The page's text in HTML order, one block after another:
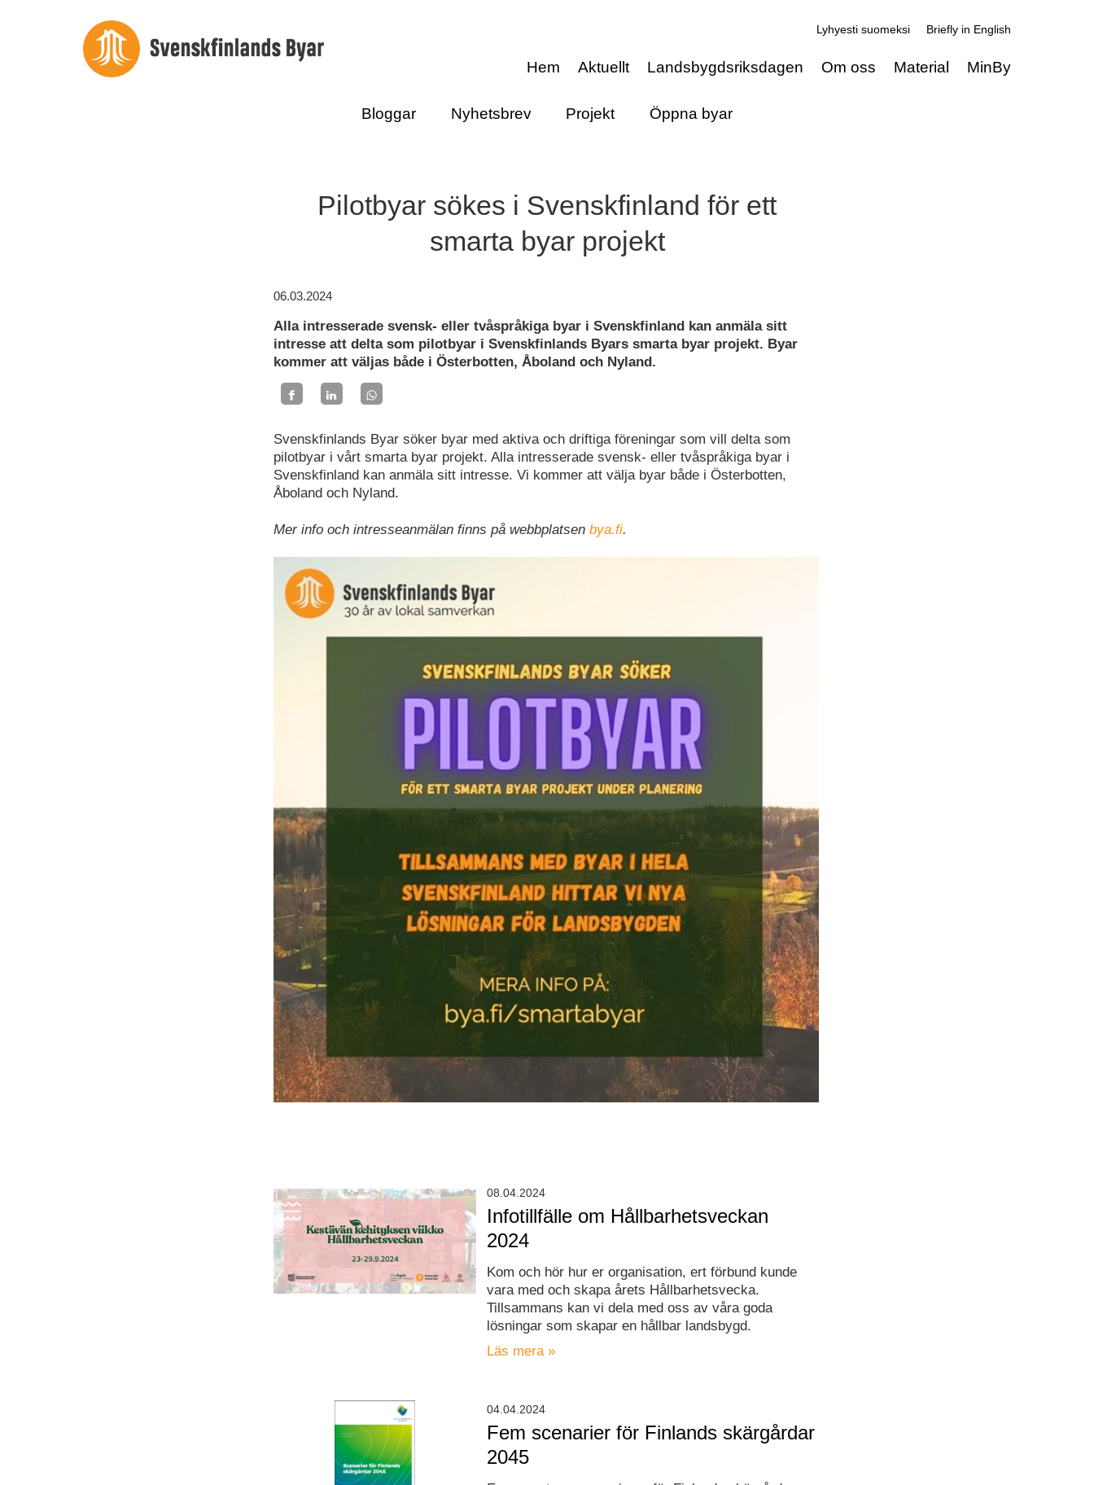
Lyhyesti suomeksi Briefly in English
Hem Aktuellt Landsbygdsriksdagen Om oss Material MinBy
Bloggar Nyhetsbrev Projekt Öppna byar
Pilotbyar sökes i Svenskfinland för ett
smarta byar projekt
06.03.2024
Alla intresserade svensk- eller tvåspråkiga byar i Svenskfinland kan anmäla sitt
intresse att delta som pilotbyar i Svenskfinlands Byars smarta byar projekt. Byar
kommer att väljas både i Österbotten, Åboland och Nyland.
Svenskfinlands Byar söker byar med aktiva och driftiga föreningar som vill delta som
pilotbyar i vårt smarta byar projekt. Alla intresserade svensk- eller tvåspråkiga byar i
Svenskfinland kan anmäla sitt intresse. Vi kommer att välja byar både i Österbotten,
Åboland och Nyland.
Mer info och intresseanmälan finns på webbplatsen bya.fi.
Infotillfälle om Hållbarhetsveckan
2024
Kom och hör hur er organisation, ert förbund kunde
vara med och skapa årets Hållbarhetsvecka.
Tillsammans kan vi dela med oss av våra goda
lösningar som skapar en hållbar landsbygd.
Läs mera »
08.04.2024
Fem scenarier för Finlands skärgårdar
2045
04.04.2024